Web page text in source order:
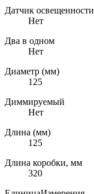
Датчик освещенности
Нет
Два в одном
Нет
Диаметр (мм)
125
Диммируемый
Нет
Длина (мм)
125
Длина коробки, мм
320